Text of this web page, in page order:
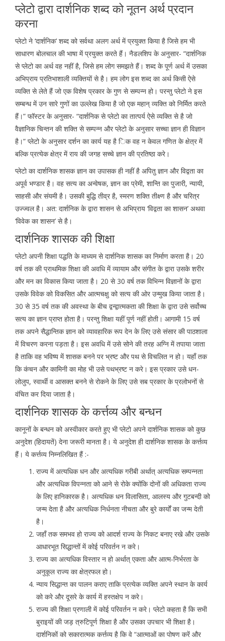
प्लेटो द्वारा दार्शनिक शब्द को नूतन अर्थ प्रदान
करना
प्लेटो ने ‘दार्शनिक’ शब्द को सर्वथा अलग अर्थ में प्रयुक्त किया है जिसे हम भी
साधारण बोलचाल की भाषा में प्रयुक्त करते हैं। नैडलशिप के अनुसार- “दार्शनिक
से प्लेटो का अर्थ वह नहीं है, जिसे हम लोग समझते हैं। शब्द के पूर्ण अर्थ में उसका
अभिप्राय प्रतिभाशाली व्यक्तियों से है। हम लोग इस शब्द का अर्थ किसी ऐसे
व्यक्ति से लेते हैं जो एक विशेष प्रकार के गुण से सम्पन्न हो। परन्तु प्लेटो ने इस
सम्बन्ध में उन सारे गुणों का उल्लेख किया है जो एक महान् व्यक्ति को निर्मित करते
हैं।” फॉस्टर के अनुसार- “दार्शनिक से प्लेटो का तात्पर्य ऐसे व्यक्ति से है जो
वैज्ञानिक चिन्तन की शक्ति से सम्पन्न और प्लेटो के अनुसार सच्चा ज्ञान ही विज्ञान
है।” प्लेटो के अनुसार दर्शन का कार्य यह है िक वह न केवल गणित के क्षेत्र में
बल्कि प्रत्येक क्षेत्र में राय की जगह सच्चे ज्ञान की प्रतिष्ठा करे।
प्लेटो का दार्शनिक शासक ज्ञान का उपासक ही नहीं है अपितु ज्ञान और विद्वता का
अपूर्व भण्डार है। वह सत्य का अन्वेषक, ज्ञान का प्रेमी, शान्ति का पुजारी, न्यायी,
साहसी और संयमी है। उसकी बुद्धि तीव्र है, स्मरण शक्ति तीक्ष्ण है और चरित्र
उज्ज्वल है। अत: दार्शनिक के द्वारा शासन से अभिप्राय ‘विद्वता का शासन’ अथवा
‘विवेक का शासन’ से है।
दार्शनिक शासक की शिक्षा
प्लेटो अपनी शिक्षा पद्धति के माध्यम से दार्शनिक शासक का निर्माण करता है। 20
वर्ष तक की प्राथमिक शिक्षा की अवधि में व्यायाम और संगीत के द्वारा उसके शरीर
और मन का विकास किया जाता है। 20 से 30 वर्ष तक विभिन्न विज्ञानों के द्वारा
उसके विवेक को विकसित और आत्मचक्षु को सत्य की ओर उन्मुख किया जाता है।
30 से 35 वर्ष तक की अवस्था के बीच द्वन्द्वात्मकता की शिक्षा के द्वारा उसे सर्वोच्च
सत्य का ज्ञान प्राप्त होता है। परन्तु शिक्षा यहीं पूर्ण नहीं होती। आगामी 15 वर्ष
तक अपने सैद्धान्तिक ज्ञान को व्यावहारिक रूप देन के लिए उसे संसार की पाठशाला
में विचरण करना पड़ता है। इस अवधि में उसे सोने की तरह अग्नि में तपाया जाता
है ताकि वह भविष्य में शासक बनने पर भ्रष्ट और पथ से विचलित न हो। यहाँ तक
कि कंचन और कामिनी का मोह भी उसे पथभ्रष्ट न करे। इस प्रकार उसे धन-
लोलुप, स्वार्थी व आसक्त बनने से रोकने के लिए उसे सब प्रकार के प्रलोभनों से
वंचित कर दिया जाता है।
दार्शनिक शासक के कर्त्तव्य और बन्धन
कानूनों के बन्धन को अस्वीकार करते हुए भी प्लेटो अपने दार्शनिक शासक को कुछ
अनुदेश (हिदायतें) देना जरूरी मानता है। ये अनुदेश ही दार्शनिक शासक के कर्त्तव्य
हैं। ये कर्त्तव्य निम्नलिखित हैं :-
राज्य में अत्यधिक धन और अत्यधिक गरीबी अर्थात् अत्यधिक सम्पन्नता
और अत्यधिक विपन्नता को आने से रोके क्योंकि दोनों की अधिकता राज्य
के लिए हानिकारक है। अत्यधिक धन विलासिता, आलस्य और गुटबन्दी को
जन्म देता है और अत्यधिक निर्धनता नीचता और बुरे कार्यों का जन्म देती
है।
जहाँ तक समभव हो राज्य को आदर्श राज्य के निकट बनाए रखे और उसके
आधारभूत सिद्धान्तों में कोई परिवर्तन न करे।
राज्य का अत्यधिक विस्तार न हो अर्थात् एकता और आत्म-निर्भरता के
अनुकूल राज्य का क्षेत्रफल हो।
न्याय सिद्धान्त का पालन कराए ताकि प्रत्येक व्यक्ति अपने स्थान के कार्य
को करे और दूसरे के कार्य में हस्तक्षेप न करे।
राज्य की शिक्षा प्रणाली में कोई परिवर्तन न करे। प्लेटो कहता है कि सभी
बुराइयों की जड़ त्रुटिपूर्ण शिक्षा है और उसका उपचार भी शिक्षा है।
दार्शनिकों को सकारात्मक कर्त्तव्य है कि वे “आत्माओं का पोषण करें और